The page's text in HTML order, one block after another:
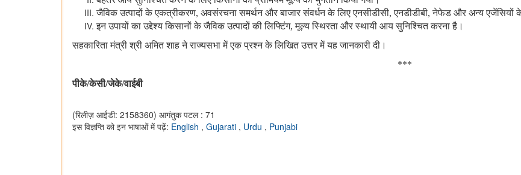
जैविक उत्पादों के एकत्रीकरण, अवसंरचना समर्थन और बाजार संवर्धन के लिए एनसीडीसी, एनडीडीबी, नेफेड और अन्य एजेंसियों
इन उपायों का उद्देश्य किसानों के जैविक उत्‍पादों की लिफ्टिंग, मूल्य स्थिरता और स्थायी आय सुनिश्चित करना है।
सहकारिता मंत्री श्री अमित शाह ने राज्यसभा में एक प्रश्न के लिखित उत्तर में यह जानकारी दी।
***
पीके/केसी/जेके/वाईबी
(रिलीज़ आईडी: 2158360) आगंतुक पटल : 71
इस विज्ञप्ति को इन भाषाओं में पढ़ें: English , Gujarati , Urdu , Punjabi